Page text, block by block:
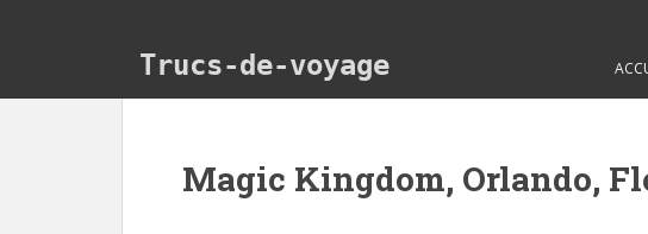
Trucs-de-voyage
Magic Kingdom, Orlando,